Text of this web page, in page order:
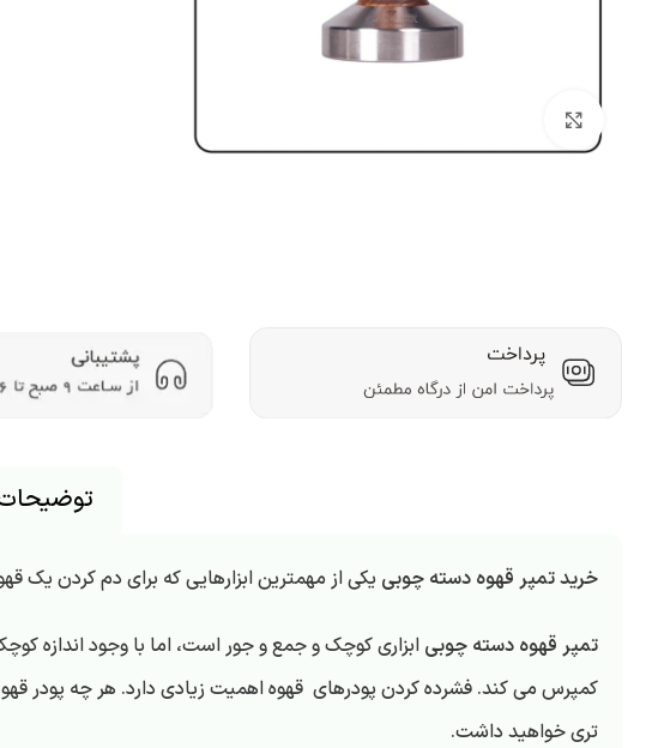
خرید تمپر قهوه دسته چوبی یکی از مهمترین ابزارهایی که برای دم کردن یک
تمپر قهوه دسته چوبی ابزاری کوچک و جمع و جور است، اما با وجود اندازه
کمپرس می کند. فشرده کردن پودرهای قهوه اهمیت زیادی دارد. هر چه پودر
تری خواهید داشت.